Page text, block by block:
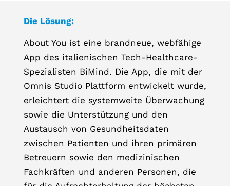
Die Lösung:
About You ist eine brandneue, webfähige
App des italienischen Tech-Healthcare-
Spezialisten BiMind. Die App, die mit der
Omnis Studio Plattform entwickelt wurde,
erleichtert die systemweite Überwachung
sowie die Unterstützung und den
Austausch von Gesundheitsdaten
zwischen Patienten und ihren primären
Betreuern sowie den medizinischen
Fachkräften und anderen Personen, die